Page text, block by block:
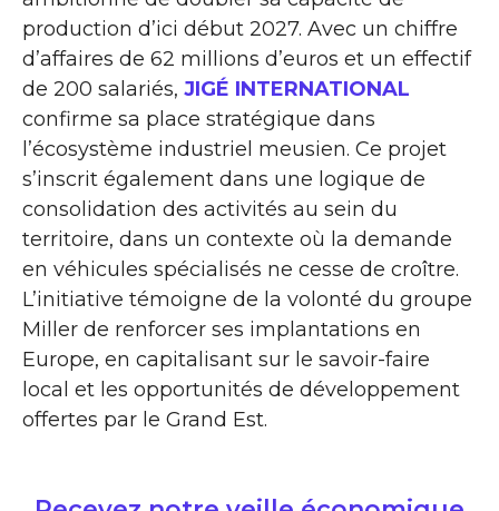
production d’ici début 2027. Avec un chiffre
d’affaires de 62 millions d’euros et un effectif
de 200 salariés, JIGÉ INTERNATIONAL
confirme sa place stratégique dans
l’écosystème industriel meusien. Ce projet
s’inscrit également dans une logique de
consolidation des activités au sein du
territoire, dans un contexte où la demande
en véhicules spécialisés ne cesse de croître.
L’initiative témoigne de la volonté du groupe
Miller de renforcer ses implantations en
Europe, en capitalisant sur le savoir-faire
local et les opportunités de développement
offertes par le Grand Est.